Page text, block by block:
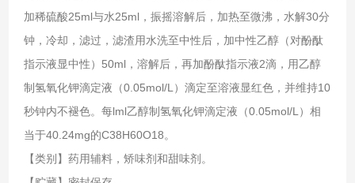
加稀硫酸25ml与水25ml，振摇溶解后，加热至微沸，水解30分
钟，冷却，滤过，滤渣用水洗至中性后，加中性乙醇（对酚酞
指示液显中性）50ml，溶解后，再加酚酞指示液2滴，用乙醇
制氢氧化钾滴定液（0.05mol/L）滴定至溶液显红色，并维持10
秒钟内不褪色。每lml乙醇制氢氧化钾滴定液（0.05mol/L）相
当于40.24mg的C38H60O18。
【类别】药用辅料，矫味剂和甜味剂。